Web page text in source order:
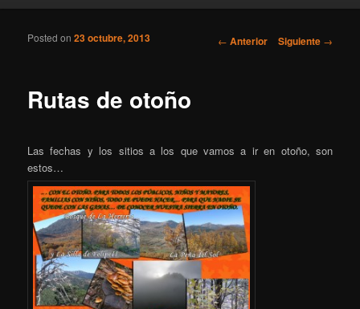
Navegador de artículos
← Anterior Siguiente →
Rutas de otoño
Posted on23 octubre, 2013
Las fechas y los sitios a los que vamos a ir en otoño, son
estos…